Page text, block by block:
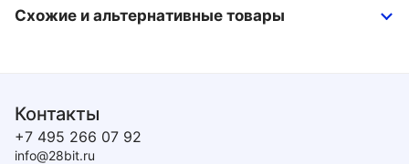
Схожие и альтернативные товары
Контакты
+7 495 266 07 92
info@28bit.ru